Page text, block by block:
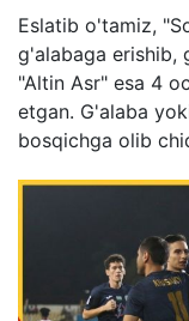
Eslatib o'tamiz,
g'alabaga erishib,
"Altin Asr" esa 4
etgan. G'alaba
bosqichga olib